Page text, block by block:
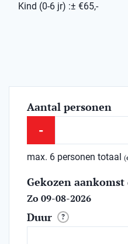
Kind (0-6 jr) :± €65,-
Aantal personen
-
max. 6 personen totaal
Gekozen
Zo 09-08-2026
Duur ?